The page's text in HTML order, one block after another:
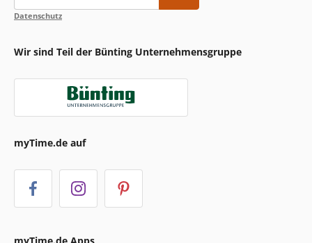
Datenschutz
Wir sind Teil der Bünting Unternehmensgruppe
myTime.de auf
myTime.de Apps